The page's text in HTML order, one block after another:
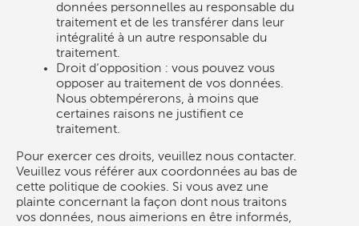
données personnelles au responsable du
traitement et de les transférer dans leur
intégralité à un autre responsable du
traitement.
Droit d’opposition : vous pouvez vous
opposer au traitement de vos données.
Nous obtempérerons, à moins que
certaines raisons ne justifient ce
traitement.
Pour exercer ces droits, veuillez nous contacter.
Veuillez vous référer aux coordonnées au bas de
cette politique de cookies. Si vous avez une
plainte concernant la façon dont nous traitons
vos données, nous aimerions en être informés,